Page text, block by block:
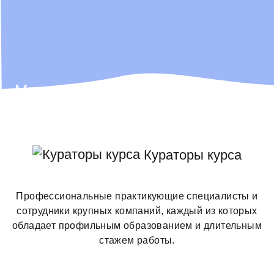
Мы не просто ІТ-школа, мы — ІТ-
мы иногда забираем себе в команду
🫶
Кураторы курса
Профессиональные практикующие специалисты и
сотрудники крупных компаний, каждый из которых
обладает профильным образованием и длительным
стажем работы.